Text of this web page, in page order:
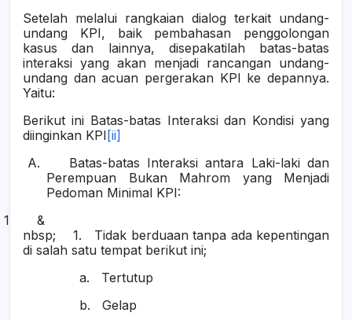
Setelah melalui rangkaian dialog terkait undang-
undang KPI, baik pembahasan penggolongan
kasus dan lainnya, disepakatilah batas-batas
interaksi yang akan menjadi rancangan undang-
undang dan acuan pergerakan KPI ke depannya.
Yaitu:
Berikut ini Batas-batas Interaksi dan Kondisi yang
diinginkan KPI [ii]
A.
Batas-batas Interaksi antara Laki-laki dan
Perempuan Bukan Mahrom yang Menjadi
Pedoman Minimal KPI:
1 &
nbsp; 1.
Tidak berduaan tanpa ada kepentingan
di salah satu tempat berikut ini;
a.
Tertutup
b.
Gelap